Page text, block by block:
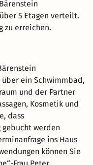
5 Etagen verteilt.
zu erreichen.
ein Schwimmbad,
und der Partner
Kosmetik und
dass
gebucht werden
ins Haus
können Sie